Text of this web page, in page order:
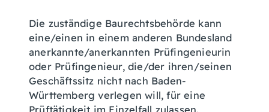
Die zuständige Baurechtsbehörde kann
eine/einen in einem anderen Bundesland
anerkannte/anerkannten Prüfingenieurin
oder Prüfingenieur, die/der ihren/seinen
Geschäftssitz nicht nach Baden-
Württemberg verlegen will, für eine
Prüftätigkeit im Einzelfall zulassen.